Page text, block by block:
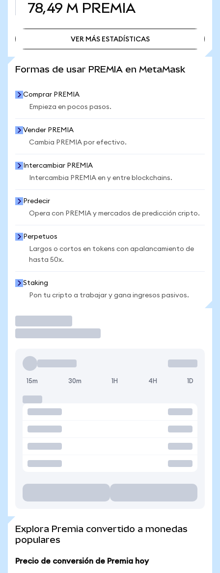
78,49 M PREMIA
VER MÁS ESTADÍSTICAS
Formas de usar PREMIA en MetaMask
Comprar PREMIA
Empieza en pocos pasos.
Vender PREMIA
Cambia PREMIA por efectivo.
Intercambiar PREMIA
Intercambia PREMIA en y entre blockchains.
Predecir
Opera con PREMIA y mercados de predicción cripto.
Perpetuos
Largos o cortos en tokens con apalancamiento de
hasta 50x.
Staking
Pon tu cripto a trabajar y gana ingresos pasivos.
15m 30m 1H 4H 1D
Explora Premia convertido a monedas
populares
Precio de conversión de Premia hoy